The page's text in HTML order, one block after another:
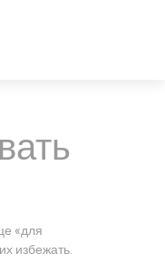
«для
избежать.